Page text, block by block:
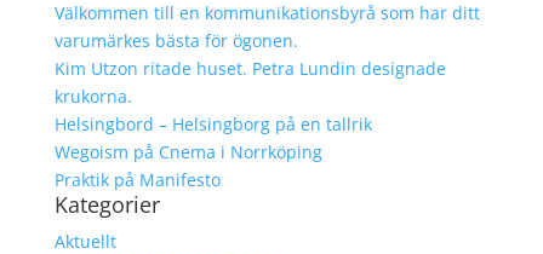
Välkommen till en kommunikationsbyrå som har ditt
varumärkes bästa för ögonen.
Kim Utzon ritade huset. Petra Lundin designade
krukorna.
Helsingbord – Helsingborg på en tallrik
Wegoism på Cnema i Norrköping
Praktik på Manifesto
Kategorier
Aktuellt